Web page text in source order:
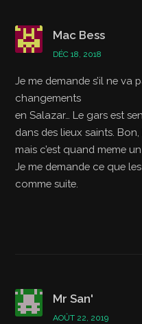
Mac Bess
DÉC 18, 2018
Je me demande s’il ne va
changements
en Salazar… Le gars est
dans des lieux saints.
mais c’est quand meme
Je me demande ce que
comme suite.
Mr San'
AOÛT 22, 2019